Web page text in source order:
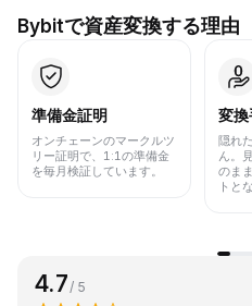
Bybitで資産変換する理由
準備金証明
オンチェーンのマークルツ
リー証明で、1:1の準備金
を毎月検証しています。
変
隠れ
ん。
のま
トと
4.7 / 5